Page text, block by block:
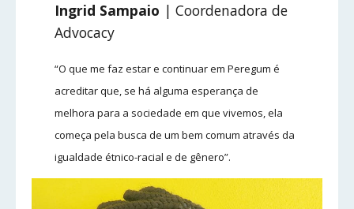
Ingrid Sampaio | Coordenadora de
Advocacy
“O que me faz estar e continuar em Peregum é
acreditar que, se há alguma esperança de
melhora para a sociedade em que vivemos, ela
começa pela busca de um bem comum através da
igualdade étnico-racial e de gênero”.